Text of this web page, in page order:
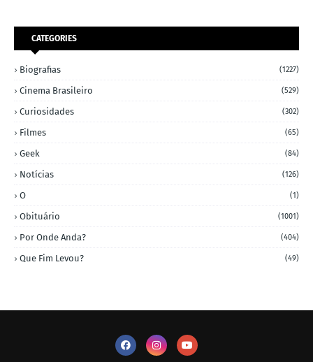
CATEGORIES
Biografias (1227)
Cinema Brasileiro (529)
Curiosidades (302)
Filmes (65)
Geek (84)
Notícias (126)
O (1)
Obituário (1001)
Por Onde Anda? (404)
Que Fim Levou? (49)